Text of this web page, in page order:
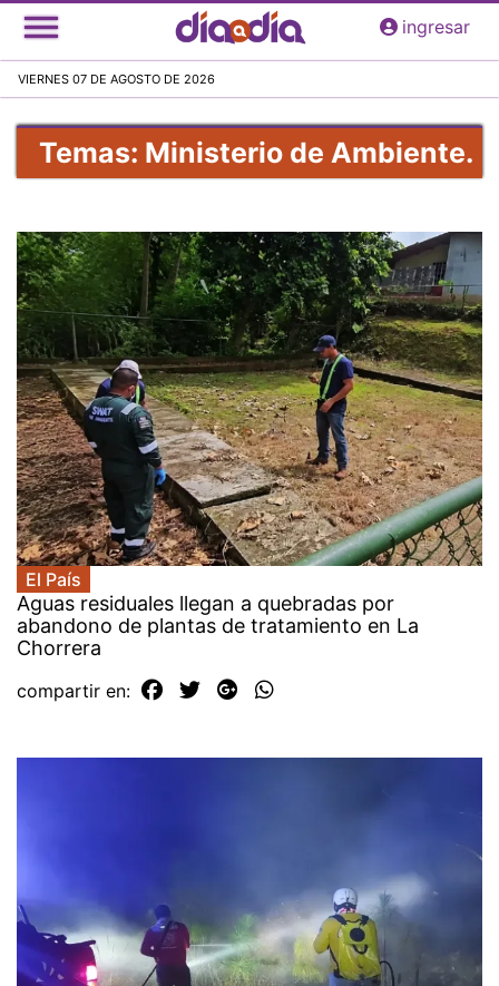
Pasar
al
principal
ingresar
VIERNES 07 DE AGOSTO DE 2026
Temas: Ministerio de Ambiente.
El País
Aguas residuales llegan a quebradas por
abandono de plantas de tratamiento en La
Chorrera
compartir en: